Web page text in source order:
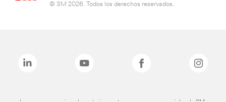
© 3M 2026. Todos los derechos reservados..